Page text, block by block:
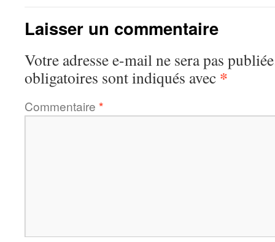
Laisser un commentaire
Votre adresse e-mail ne sera pas
obligatoires sont indiqués avec *
Commentaire *